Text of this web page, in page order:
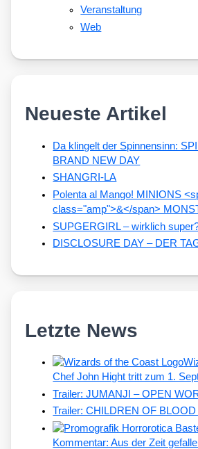
Veranstaltung
Web
Neueste Artikel
Da klingelt der Spinnensinn:
BRAND NEW DAY
SHANGRI-LA
Polenta al Mango! MINIONS
class="amp">&</span>
SUPGERGIRL – wirklich
DISCLOSURE DAY – DER
Letzte News
Chef John Hight tritt zum 1.
Trailer: JUMANJI – OPEN
Trailer: CHILDREN OF
Kommentar: Aus der Zeit